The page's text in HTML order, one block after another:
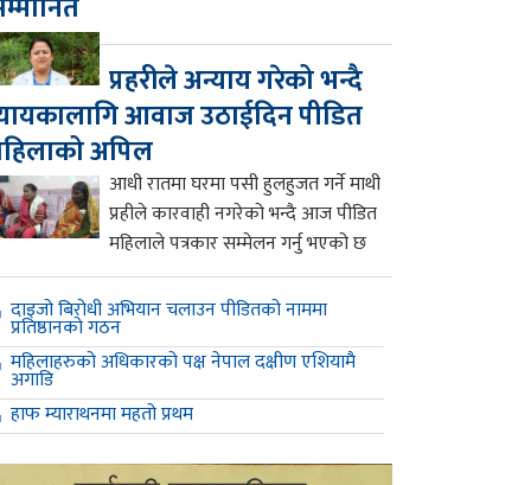
प्रहरीले अन्याय गरेको भन्दै
आवाज उठाईदिन पीडित
अपिल
आधी रातमा घरमा पसी हुलहुजत गर्ने माथी
प्रहीले कारवाही नगरेको भन्दै आज पीडित
महिलाले पत्रकार सम्मेलन गर्नु भएको छ
दाइजो बिरोधी अभियान चलाउन पीडितको नाममा
प्रतिष्ठानको गठन
महिलाहरुको अधिकारको पक्ष नेपाल दक्षीण एशियामै
अगाडि
हाफ म्याराथनमा महतो प्रथम